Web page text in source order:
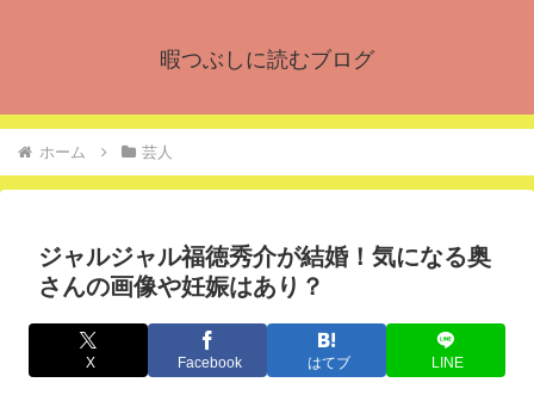
暇つぶしに読むブログ
ホーム 芸人
ジャルジャル福徳秀介が結婚！気になる奥
さんの画像や妊娠はあり？
X Facebook はてブ LINE